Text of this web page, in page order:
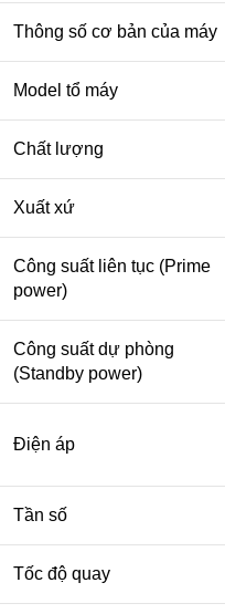
Thông số cơ bản của máy
Model tổ máy
Chất lượng
Xuất xứ
Công suất liên tục (Prime
power)
Công suất dự phòng
(Standby power)
Điện áp
Tần số
Tốc độ quay